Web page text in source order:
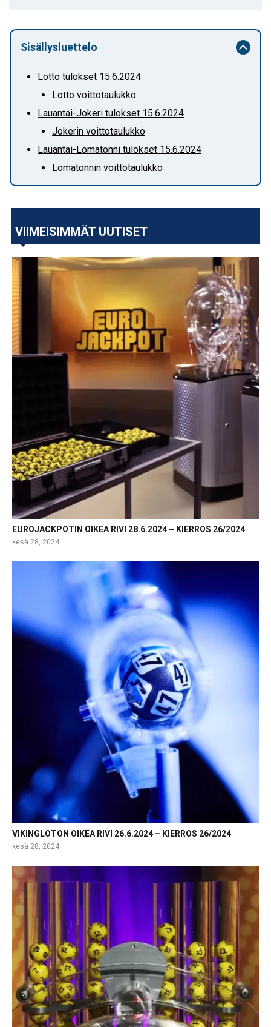
Sisällysluettelo
Lotto tulokset 15.6.2024
Lotto voittotaulukko
Lauantai-Jokeri tulokset 15.6.2024
Jokerin voittotaulukko
Lauantai-Lomatonni tulokset 15.6.2024
Lomatonnin voittotaulukko
VIIMEISIMMÄT UUTISET
EUROJACKPOTIN OIKEA RIVI 28.6.2024 – KIERROS 26/2024
kesä 28, 2024
VIKINGLOTON OIKEA RIVI 26.6.2024 – KIERROS 26/2024
kesä 28, 2024